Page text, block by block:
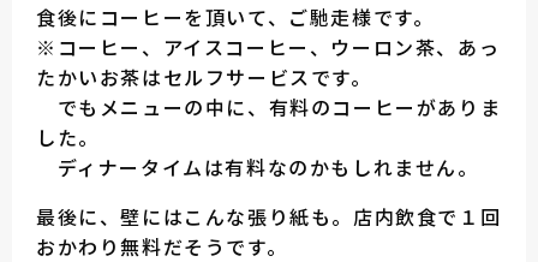
食後にコーヒーを頂いて、ご馳走様です。
※コーヒー、アイスコーヒー、ウーロン茶、あっ
たかいお茶はセルフサービスです。
でもメニューの中に、有料のコーヒーがありま
した。
ディナータイムは有料なのかもしれません。
最後に、壁にはこんな張り紙も。店内飲食で１回
おかわり無料だそうです。